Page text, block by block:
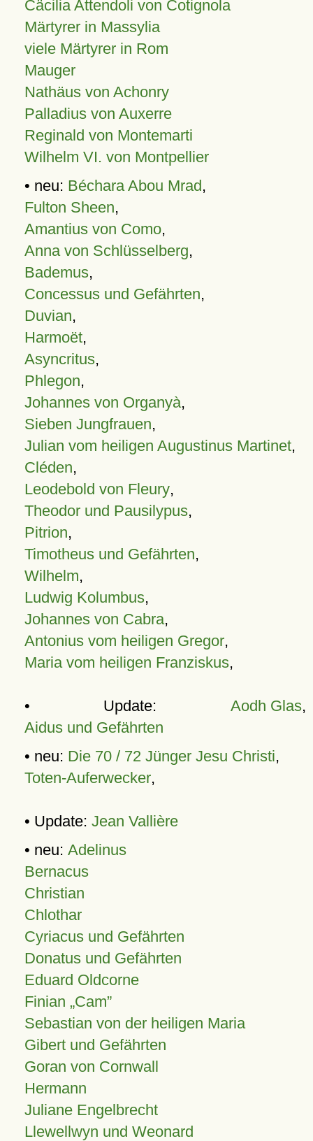
Cäcilia Attendoli von Cotignola
Märtyrer in Massylia
viele Märtyrer in Rom
Mauger
Nathäus von Achonry
Palladius von Auxerre
Reginald von Montemarti
Wilhelm VI. von Montpellier
• neu: Béchara Abou Mrad,
Fulton Sheen,
Amantius von Como,
Anna von Schlüsselberg,
Bademus,
Concessus und Gefährten,
Duvian,
Harmoët,
Asyncritus,
Phlegon,
Johannes von Organyà,
Sieben Jungfrauen,
Julian vom heiligen Augustinus Martinet,
Cléden,
Leodebold von Fleury,
Theodor und Pausilypus,
Pitrion,
Timotheus und Gefährten,
Wilhelm,
Ludwig Kolumbus,
Johannes von Cabra,
Antonius vom heiligen Gregor,
Maria vom heiligen Franziskus,
• Update: Aodh Glas,
Aidus und Gefährten
• neu: Die 70 / 72 Jünger Jesu Christi,
Toten-Auferwecker,
• Update: Jean Vallière
• neu: Adelinus
Bernacus
Christian
Chlothar
Cyriacus und Gefährten
Donatus und Gefährten
Eduard Oldcorne
Finian Cam
Sebastian von der heiligen Maria
Gibert und Gefährten
Goran von Cornwall
Hermann
Juliane Engelbrecht
Llewellwyn und Weonard